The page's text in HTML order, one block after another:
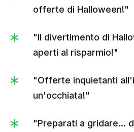
offerte di Halloween!"
"Il divertimento di
aperti al risparmio!"
"Offerte inquietanti
un'occhiata!"
"Preparati a gridare...